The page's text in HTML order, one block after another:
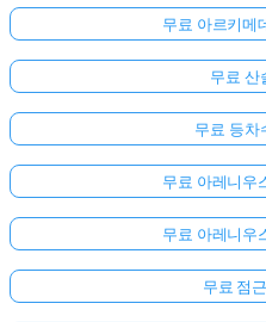
무료 아르키메
무료 산
무료 등차
무료 아레니우
무료 아레니우
무료 점